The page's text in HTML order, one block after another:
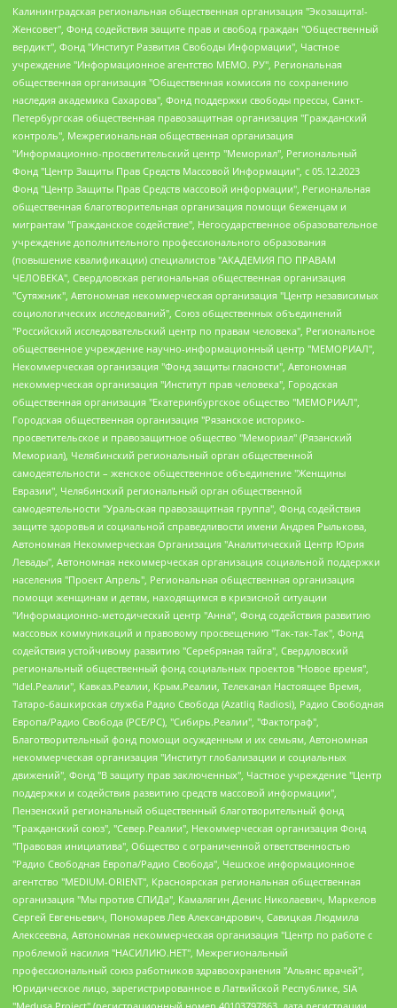
Калининградская региональная общественная организация "Экозащита!-Женсовет", Фонд содействия защите прав и свобод граждан "Общественный вердикт", Фонд "Институт Развития Свободы Информации", Частное учреждение "Информационное агентство МЕМО. РУ", Региональная общественная организация "Общественная комиссия по сохранению наследия академика Сахарова", Фонд поддержки свободы прессы, Санкт-Петербургская общественная правозащитная организация "Гражданский контроль", Межрегиональная общественная организация "Информационно-просветительский центр "Мемориал", Региональный Фонд "Центр Защиты Прав Средств Массовой Информации", с 05.12.2023 Фонд "Центр Защиты Прав Средств массовой информации", Региональная общественная благотворительная организация помощи беженцам и мигрантам "Гражданское содействие", Негосударственное образовательное учреждение дополнительного профессионального образования (повышение квалификации) специалистов "АКАДЕМИЯ ПО ПРАВАМ ЧЕЛОВЕКА", Свердловская региональная общественная организация "Сутяжник", Автономная некоммерческая организация "Центр независимых социологических исследований", Союз общественных объединений "Российский исследовательский центр по правам человека", Региональное общественное учреждение научно-информационный центр "МЕМОРИАЛ", Некоммерческая организация "Фонд защиты гласности", Автономная некоммерческая организация "Институт прав человека", Городская общественная организация "Екатеринбургское общество "МЕМОРИАЛ", Городская общественная организация "Рязанское историко-просветительское и правозащитное общество "Мемориал" (Рязанский Мемориал), Челябинский региональный орган общественной самодеятельности – женское общественное объединение "Женщины Евразии", Челябинский региональный орган общественной самодеятельности "Уральская правозащитная группа", Фонд содействия защите здоровья и социальной справедливости имени Андрея Рылькова, Автономная Некоммерческая Организация "Аналитический Центр Юрия Левады", Автономная некоммерческая организация социальной поддержки населения "Проект Апрель", Региональная общественная организация помощи женщинам и детям, находящимся в кризисной ситуации "Информационно-методический центр "Анна", Фонд содействия развитию массовых коммуникаций и правовому просвещению "Так-так-Так", Фонд содействия устойчивому развитию "Серебряная тайга", Свердловский региональный общественный фонд социальных проектов "Новое время", "Idel.Реалии", Кавказ.Реалии, Крым.Реалии, Телеканал Настоящее Время, Татаро-башкирская служба Радио Свобода (Azatliq Radiosi), Радио Свободная Европа/Радио Свобода (PCE/PC), "Сибирь.Реалии", "Фактограф", Благотворительный фонд помощи осужденным и их семьям, Автономная некоммерческая организация "Институт глобализации и социальных движений", Фонд "В защиту прав заключенных", Частное учреждение "Центр поддержки и содействия развитию средств массовой информации", Пензенский региональный общественный благотворительный фонд "Гражданский союз", "Север.Реалии", Некоммерческая организация Фонд "Правовая инициатива", Общество с ограниченной ответственностью "Радио Свободная Европа/Радио Свобода", Чешское информационное агентство "MEDIUM-ORIENT", Красноярская региональная общественная организация "Мы против СПИДа", Камалягин Денис Николаевич, Маркелов Сергей Евгеньевич, Пономарев Лев Александрович, Савицкая Людмила Алексеевна, Автономная некоммерческая организация "Центр по работе с проблемой насилия "НАСИЛИЮ.НЕТ", Межрегиональный профессиональный союз работников здравоохранения "Альянс врачей", Юридическое лицо, зарегистрированное в Латвийской Республике, SIA "Medusa Project" (регистрационный номер 40103797863, дата регистрации 10.06.2014), Некоммерческая организация "Фонд по борьбе с коррупцией", Автономная некоммерческая организация "Институт права и публичной политики", Баданин Роман Сергеевич, Гликин Максим Александрович, Железнова Мария Михайловна, Лукьянова Юлия Сергеевна, Маетная Елизавета Витальевна, Маняхин Петр Борисович, Чуракова Ольга Владимировна, Ярош Юлия Петровна, Юридическое лицо "The Insider SIA", зарегистрированное в Риге, Латвийская Республика (дата регистрации 26.06.2015), являющееся администратором доменного имени интернет-издания "The Insider SIA", https://theins.ru, Постернак Алексей Евгеньевич, Рубин Михаил Аркадьевич, Анин Роман Александрович, Юридическое лицо Istories fonds, зарегистрированное в Латвийской Республике (регистрационный номер 50008295751, дата регистрации 24.02.2020), Великовский Дмитрий Александрович, Долинина Ирина Николаевна, Мароховская Алеся Алексеевна, Шлейнов Роман Юрьевич, Шмагун Олеся Валентиновна, Общество с ограниченной ответственностью "Альтаир 2021", Общество с ограниченной ответственностью "Вега 2021", Общество с ограниченной ответственностью "Главный редактор 2021", Общество с ограниченной ответственностью "Ромашки монолит", Важенков Артем Валерьевич, Ивановская областная общественная организация "Центр гендерных исследований", Гурман Юрий Альбертович, Медиапроект "ОВД-Инфо", Егоров Владимир Владимирович, Жилинский Владимир Александрович, Общество с ограниченной ответственностью "ЗП", Иванова София Юрьевна, Карезина Инна Павловна, Кильтау Екатерина Викторовна, Петров Алексей Викторович, Пискунов Сергей Евгеньевич, Смирнов Сергей Сергеевич, Тихонов Михаил Сергеевич, Общество с ограниченной ответственностью "ЖУРНАЛИСТ-ИНОСТРАННЫЙ АГЕНТ", Арапова Галина Юрьевна, Вольтская Татьяна Анатольевна, Американская компания "Mason G.E.S. Anonymous Foundation" (США), являющаяся владельцем интернет-издания https://mnews.world/, Компания "Stichting Bellingcat", зарегистрированная в Нидерландах (дата регистрации 11.07.2018), Захаров Андрей Вячеславович, Клепиковская Екатерина Дмитриевна, Общество с ограниченной ответственностью "МЕМО", Перл Роман Александрович, Симонов Евгений Алексеевич, Соловьева Елена Анатольевна, Сотников Даниил Владимирович, Сурначева Елизавета Дмитриевна, Автономная некоммерческая организация по защите прав человека и информированию населения "Якутия – Наше Мнение", Общество с ограниченной ответственностью "Москоу диджитал медиа", с 26.01.2023 Общество с ограниченной ответственностью "Чайка Белые сады", Ветошкина Валерия Валерьевна, Заговора Максим Александрович, Межрегиональное общественное движение "Российская ЛГБТ - сеть", Оленичев Максим Владимирович, Павлов Иван Юрьевич, Скворцова Елена Сергеевна, Общество с ограниченной ответственностью "Как бы инагент", Кочетков Игорь Викторович, Общество с ограниченной ответственностью "Честные выборы", Еланчик Олег Александрович, Общество с ограниченной ответственностью "Нобелевский призыв", Гималова Регина Эмилевна, Григорьев Андрей Валерьевич, Григорьева Алина Александровна, Ассоциация по содействию защите прав призывников, альтернативнослужащих и военнослужащих "Правозащитная группа "Гражданин.Армия.Право", Хисамова Регина Фаритовна, Автономная некоммерческая организация по реализации социально-правовых программ "Лилит", Дальневосточное общественное движение "Маяк", Санкт-Петербургская ЛГБТ-инициативная группа "Выход", Инициативная группа ЛГБТ+ "Реверс", Алексеев Андрей Викторович, Бекбулатова Таисия Львовна, Беляев Иван Михайлович, Владыкина Елена Сергеевна, Гельман Марат Александрович, Никульшина Вероника Юрьевна, Толоконникова Надежда Андреевна, Шендерович Виктор Анатольевич, Общество с ограниченной ответственностью "Данное сообщение", Общество с ограниченной ответственностью Издательский дом "Новая глава", Айнбиндер Александра Александровна, Московский комьюнити-центр для ЛГБТ+инициатив, Благотворительный фонд развития филантропии, Deutsche Welle (Германия, Kurt-Schumacher-Strasse 3, 53113 Bonn), Борзунова Мария Михайловна, Воробьев Виктор Викторович, Голубева Анна Львовна, Константинова Алла Михайловна, Малкова Ирина Владимировна, Мурадов Мурад Абдулгалимович, Осетинская Елизавета Николаевна, Понасенков Евгений Николаевич, Ганапольский Матвей Юрьевич, Киселев Евгений Алексеевич, Борухович Ирина Григорьевна, Дремин Иван Тимофеевич, Дубровский Дмитрий Викторович, Красноярская региональная общественная организация поддержки и развития альтернативных образовательных технологий и межкультурных коммуникаций "ИНТЕРРА", Маяковская Екатерина Алексеевна, Фейгин Марк Захарович, Филимонов Андрей Викторович, Дзугкоева Регина Николаевна, Доброхотов Роман Александрович, Дудь Юрий Александрович, Елкин Сергей Владимирович, Кругликов Кирилл Игоревич, Сабунаева Мария Леонидовна, Семенов Алексей Владимирович, Шаинян Карен Багратович, Шульман Екатерина Михайловна, Асафьев Артур Валерьевич, Вахштайн Виктор Семенович, Венедиктов Алексей Алексеевич, Лушникова Екатерина Евгеньевна, Волков Леонид Михайлович, Невзоров Александр Глебович, Пархоменко Сергей Борисович, Сироткин Ярослав Николаевич, Кара-Мурза Владимир Владимирович, Баранова Наталья Владимировна, Гозман Леонид Яковлевич, Кагарлицкий Борис Юльевич, Климарев Михаил Валерьевич, Милов Владимир Станиславович, Автономная некоммерческая организация Краснодарский центр современного искусства "Типография", Моргенштерн Алишер Тагирович, Соболь Любовь Эдуардовна, Общество с ограниченной ответственностью "ЛИЗА НОРМ", Каспаров Гарри Кимович, Ходорковский Михаил Борисович, Общество с ограниченной ответственностью "Апрельские тезисы", Данилович Ирина Брониславовна, Кашин Олег Владимирович, Петров Николай Владимирович, Пивоваров Алексей Владимирович, Соколов Михаил Владимирович, Цветкова Юлия Владимировна, Чичваркин Евгений Александрович, Комитет против пыток/Команда против пыток, Общество с ограниченной ответственностью "Первый научный", Общество с ограниченной ответственностью "Вертолет и ко", Белоцерковская Вероника Борисовна, Кац Максим Евгеньевич, Лазарева Татьяна Юрьевна, Шаведдинов Руслан Табризович, Яшин Илья Валерьевич, Общество с ограниченной ответственностью "Иноагент ААВ", Алешковский Дмитрий Петрович, Альбац Евгения Марковна, Быков Дмитрий Львович, Галямина Юлия Евгеньевна, Лойко Сергей Леонидович, Мартынов Кирилл Константинович, Медведев Сергей Александрович, Крашенинников Федор Геннадиевич, Гордеева Катерина Вл